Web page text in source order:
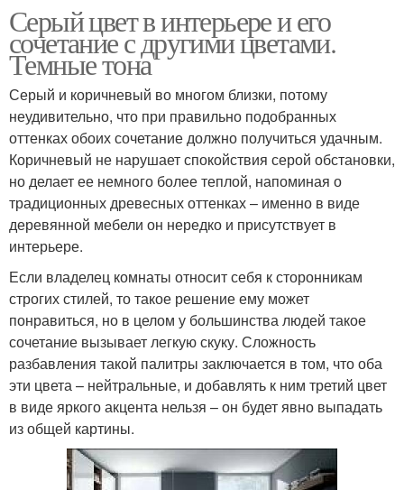
Серый цвет в интерьере и его
сочетание с другими цветами.
Темные тона
Серый и коричневый во многом близки, потому
неудивительно, что при правильно подобранных
оттенках обоих сочетание должно получиться удачным.
Коричневый не нарушает спокойствия серой обстановки,
но делает ее немного более теплой, напоминая о
традиционных древесных оттенках – именно в виде
деревянной мебели он нередко и присутствует в
интерьере.
Если владелец комнаты относит себя к сторонникам
строгих стилей, то такое решение ему может
понравиться, но в целом у большинства людей такое
сочетание вызывает легкую скуку. Сложность
разбавления такой палитры заключается в том, что оба
эти цвета – нейтральные, и добавлять к ним третий цвет
в виде яркого акцента нельзя – он будет явно выпадать
из общей картины.